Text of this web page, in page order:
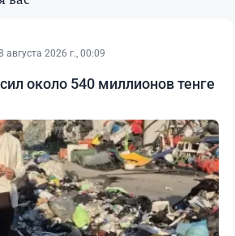
августа 2026 г., 00:09
около 540 миллионов тенге